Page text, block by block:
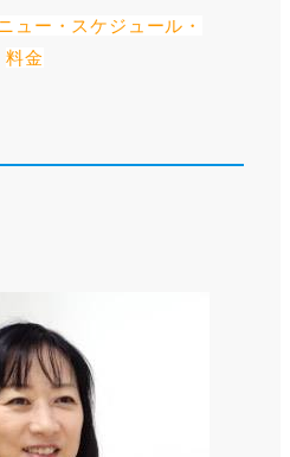
ュー・スケジュール・
料金